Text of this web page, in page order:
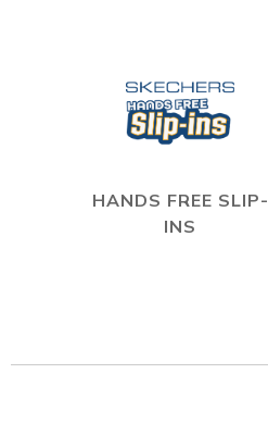
HANDS FREE SLIP-
INS